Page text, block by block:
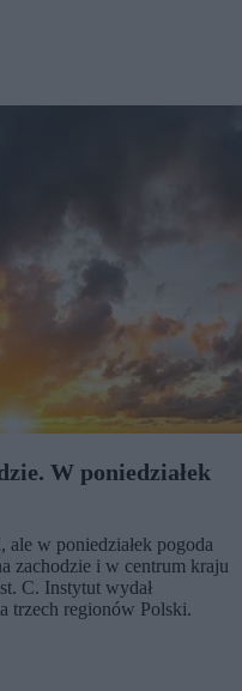
W poniedziałek
ale w poniedziałek pogoda
zachodzie i w centrum kraju
C. Instytut wydał
trzech regionów Polski.